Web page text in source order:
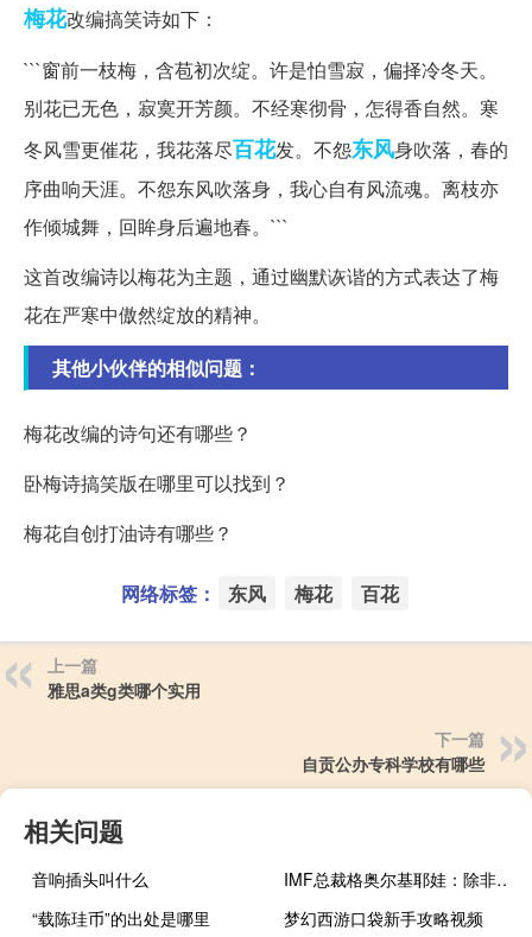
梅花改编搞笑诗如下：
```窗前一枝梅，含苞初次绽。许是怕雪寂，偏择冷冬天。
别花已无色，寂寞开芳颜。不经寒彻骨，怎得香自然。寒
冬风雪更催花，我花落尽百花发。不怨东风身吹落，春的
序曲响天涯。不怨东风吹落身，我心自有风流魂。离枝亦
作倾城舞，回眸身后遍地春。```
这首改编诗以梅花为主题，通过幽默诙谐的方式表达了梅
花在严寒中傲然绽放的精神。
其他小伙伴的相似问题：
梅花改编的诗句还有哪些？
卧梅诗搞笑版在哪里可以找到？
梅花自创打油诗有哪些？
网络标签： 东风 梅花 百花
上一篇
雅思a类g类哪个实用
下一篇
自贡公办专科学校有哪些
相关问题
音响插头叫什么
IMF总裁格奥尔基耶娃：除非埃及镑再次贬值否则埃及的外汇储备将大量流失
“载陈珪币”的出处是哪里
梦幻西游口袋新手攻略视频